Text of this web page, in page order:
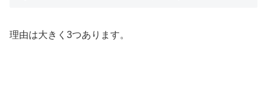
理由は大きく3つあります。